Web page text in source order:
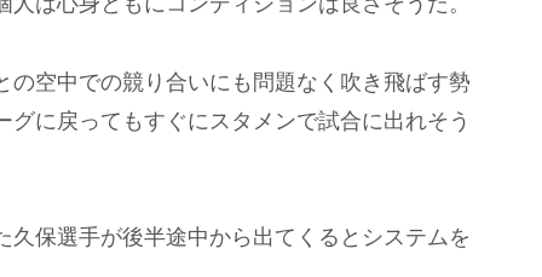
空中での競り合いにも問題なく吹き飛ばす勢
に戻ってもすぐにスタメンで試合に出れそう
保選手が後半途中から出てくるとシステムを